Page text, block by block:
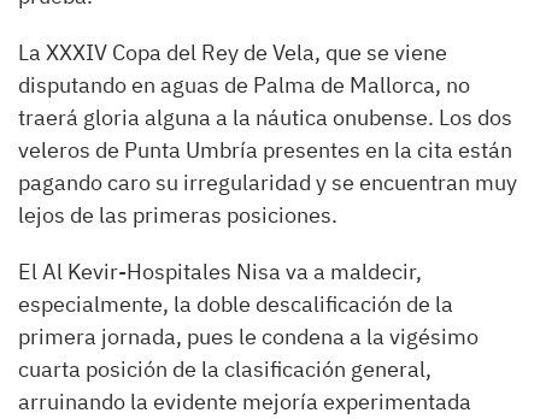
La XXXIV Copa del Rey de Vela, que se viene
disputando en aguas de Palma de Mallorca, no
traerá gloria alguna a la náutica onubense. Los dos
veleros de Punta Umbría presentes en la cita están
pagando caro su irregularidad y se encuentran muy
lejos de las primeras posiciones.
El Al Kevir-Hospitales Nisa va a maldecir,
especialmente, la doble descalificación de la
primera jornada, pues le condena a la vigésimo
cuarta posición de la clasificación general,
arruinando la evidente mejoría experimentada